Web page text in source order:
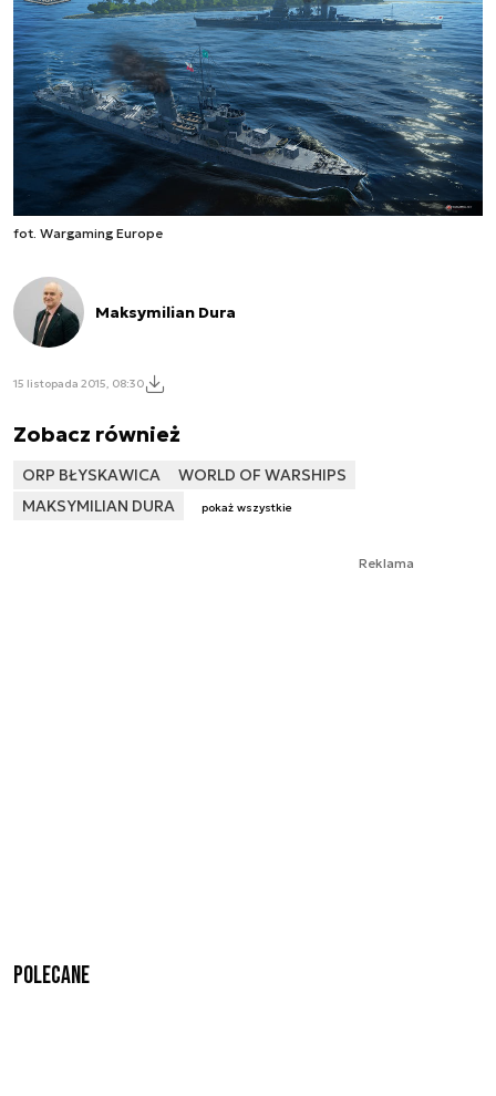
fot. Wargaming Europe
Maksymilian Dura
15 listopada 2015, 08:30
Zobacz również
ORP BŁYSKAWICA
WORLD OF WARSHIPS
MAKSYMILIAN DURA
pokaż wszystkie
Reklama
Polecane